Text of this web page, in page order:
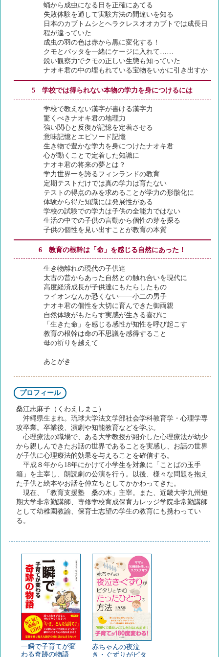
蛹から成虫になる日を正確にあてる
失敗体験を通して実験方法の間違いを知る
日本のカブトムシとヘラクレスオオカブトでは成長日
程が違っていた
成虫の羽の色は赤から黒に変化する！
クモとバッタを一緒にケージに入れて……
鋭い観察力でクモの正しい生態も知っていた
ナオキ君の中の埋もれている宝物をいかに引き出すか
5 学校では得られない本物の学力を身につけるには
学校で教えない漢字が書ける漢字力
驚くべきナオキ君の地理力
強い関心と反復が記憶を定着させる
意味記憶とエピソード記憶
生き物で豊かな学力を身につけたナオキ君
心が動くことで定着した知識に
ナオキ君の将来の夢とは？
学力世界一を誇るフィンランドの教育
定期テストだけでは真の学力は育たない
テストの得点のみを求めることが学力の形骸化に
体験から得た知識には発展性がある
学校の試験での学力は子供の全能力ではない
生活の中での子供の言動から個性の芽を探る
子供の個性を見い出すことが教育の本質
6 教育の根幹は「命」を感じる自然にあった！
生き物離れの現代の子供達
太古の昔からあった自然との触れ合いを現代に
高度経済成長が子供達にもたらしたもの
ライオンなんか恐くない――小二の男子
ナオキ君の個性を大切に育んできた御両親
自然体験がもたらす実感が生きる喜びに
「生きた命」を感じる感性が知性を呼び起こす
教育の根幹は命の不思議を感得すること
母の祈りを越えて
あとがき
プロフィール
桑江志麻子（くわえしまこ）
沖縄県生まれ。琉球大学法文学部社会学科教育学・心理学専
攻卒業。卒業後、演劇や知能教育などを学ぶ。
心理療法の職場で、ある大学教授が紹介した心理療法が幼少
から親しんできたお話の世界であることを実感し、お話の世界
が子供に心理療法的効果を与えることを確信する。
平成８年から18年にかけて小学生を対象に「ことばの玉手
箱」を主宰し、朗読劇の公演を行う。以後、様々な問題を抱え
た子供と絵本やお話を仲立ちとしてかかわってきた。
現在、「教育支援塾 桑の木」主宰。また、近畿大学九州短
期大学非常勤講師、専修学校育成保育カレッジ学院非常勤講師
として幼稚園教諭、保育士志望の学生の教育にも携わってい
る。
一瞬で子育てが変
わる奇跡の物語
赤ちゃんの夜泣
き・ぐずりがピタ